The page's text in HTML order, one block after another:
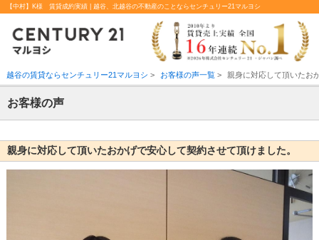
【中村】K様 賃貸成約実績 | 越谷、北越谷の不動産のことならセンチュリー21マルヨシ
越谷の賃貸ならセンチュリー21マルヨシ > お客様の声一覧> 親身に対応して頂いたお
お客様の声
親身に対応して頂いたおかげで安心して契約させて頂けました。